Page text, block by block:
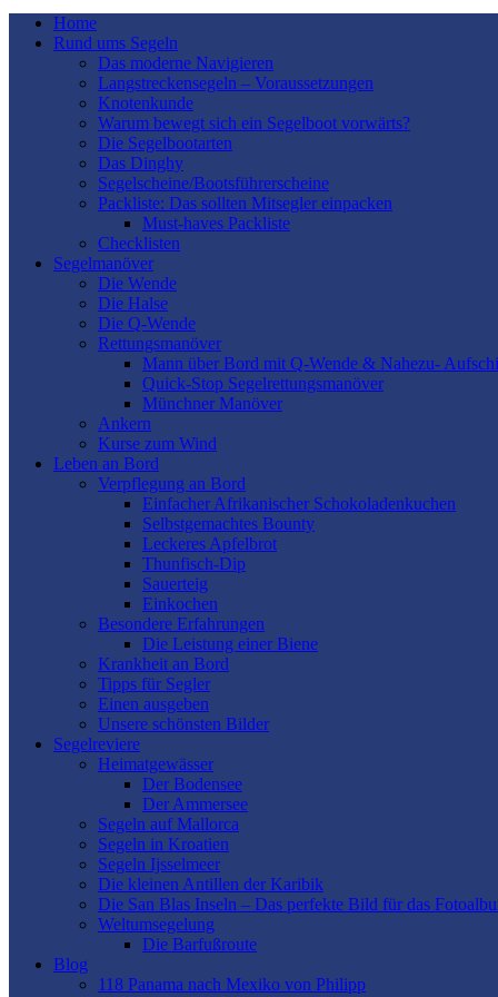
Home
Rund ums Segeln
Das moderne Navigieren
Langstreckensegeln – Voraussetzungen
Knotenkunde
Warum bewegt sich ein Segelboot vorwärts?
Die Segelbootarten
Das Dinghy
Segelscheine/Bootsführerscheine
Packliste: Das sollten Mitsegler einpacken
Must-haves Packliste
Checklisten
Segelmanöver
Die Wende
Die Halse
Die Q-Wende
Rettungsmanöver
Mann über Bord mit Q-Wende & Nahezu-
Quick-Stop Segelrettungsmanöver
Münchner Manöver
Ankern
Kurse zum Wind
Leben an Bord
Verpflegung an Bord
Einfacher Afrikanischer Schokoladenkuchen
Selbstgemachtes Bounty
Leckeres Apfelbrot
Thunfisch-Dip
Sauerteig
Einkochen
Besondere Erfahrungen
Die Leistung einer Biene
Krankheit an Bord
Tipps für Segler
Einen ausgeben
Unsere schönsten Bilder
Segelreviere
Heimatgewässer
Der Bodensee
Der Ammersee
Segeln auf Mallorca
Segeln in Kroatien
Segeln Ijsselmeer
Die kleinen Antillen der Karibik
Die San Blas Inseln – Das perfekte Bild für das
Weltumsegelung
Die Barfußroute
Blog
118 Panama nach Mexiko von Philipp